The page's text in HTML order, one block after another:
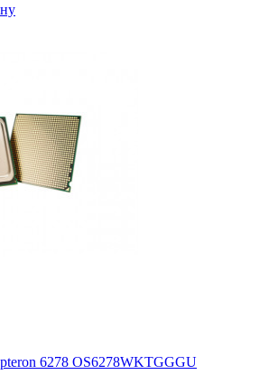
6278 OS6278WKTGGGU